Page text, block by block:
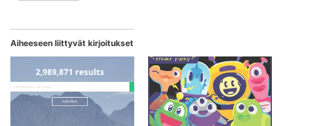
Aiheeseen liittyvät kirjoitukset